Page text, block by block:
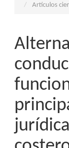
Artículos